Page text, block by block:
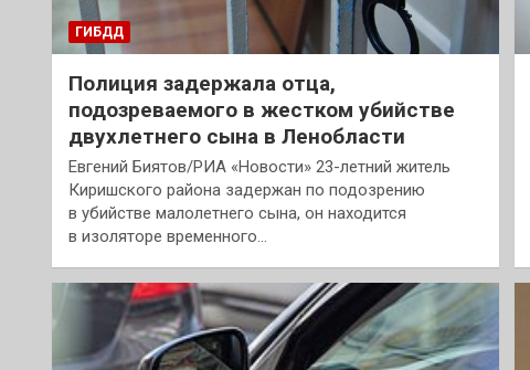
ГИБДД
Полиция задержала отца,
подозреваемого в жестком убийстве
двухлетнего сына в Ленобласти
Евгений Биятов/РИА «Новости» 23-летний житель
Киришского района задержан по подозрению
в убийстве малолетнего сына, он находится
в изоляторе временного…